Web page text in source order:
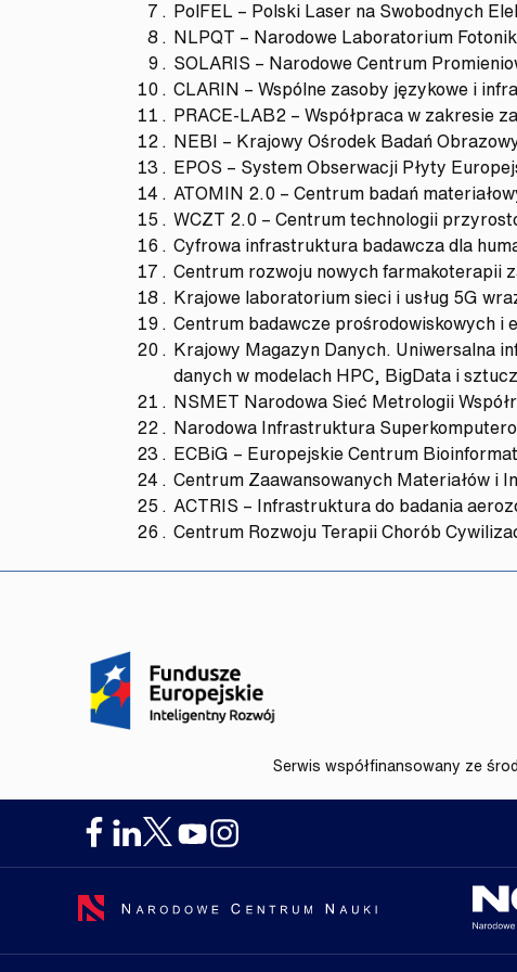
PolFEL – Polski Laser na Swobodnych
NLPQT – Narodowe Laboratorium
SOLARIS – Narodowe Centrum
CLARIN – Wspólne zasoby językowe i
PRACE-LAB2 – Współpraca w zakresie
NEBI – Krajowy Ośrodek Badań
EPOS – System Obserwacji Płyty
ATOMIN 2.0 – Centrum badań
WCZT 2.0 – Centrum technologii
Cyfrowa infrastruktura badawcza dla
Centrum rozwoju nowych farmakoterapii
Krajowe laboratorium sieci i usług 5G
Centrum badawcze prośrodowiskowych i
Krajowy Magazyn Danych. Uniwersalna
danych w modelach HPC, BigData i
NSMET Narodowa Sieć Metrologii
Narodowa Infrastruktura
ECBiG – Europejskie Centrum
Centrum Zaawansowanych Materiałów i
ACTRIS – Infrastruktura do badania
Centrum Rozwoju Terapii Chorób
Serwis współfinansowany ze
Narodowe Centrum Nauki